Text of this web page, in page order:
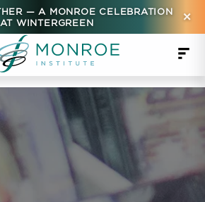
— A MONROE CELEBRATION
AT WINTERGREEN
×